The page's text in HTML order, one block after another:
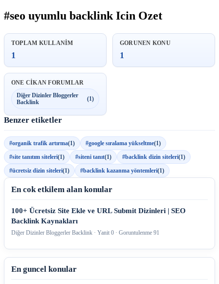
#seo uyumlu backlink Icin Ozet
TOPLAM KULLANIM
1
GORUNEN KONU
1
ONE CIKAN FORUMLAR
Diğer Dizinler Bloggerler
Backlink
(1)
Benzer etiketler
#organik trafik artırma(1) #google sıralama yükseltme(1)
#site tanıtım siteleri(1) #siteni tanıt(1) #backlink dizin siteleri(1)
#ücretsiz dizin siteleri(1) #backlink kazanma yöntemleri(1)
En cok etkilem alan konular
100+ Ücretsiz Site Ekle ve URL Submit Dizinleri | SEO
Backlink Kaynakları
Diğer Dizinler Bloggerler Backlink · Yanit 0 · Goruntulenme 91
En guncel konular